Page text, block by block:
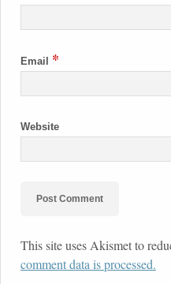
Email *
Website
This site uses Akismet to
comment data is processed.